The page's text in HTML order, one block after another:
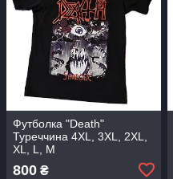
Футболка "Death"
Туреччина 4XL, 3XL, 2XL,
XL, L, M
800 ₴